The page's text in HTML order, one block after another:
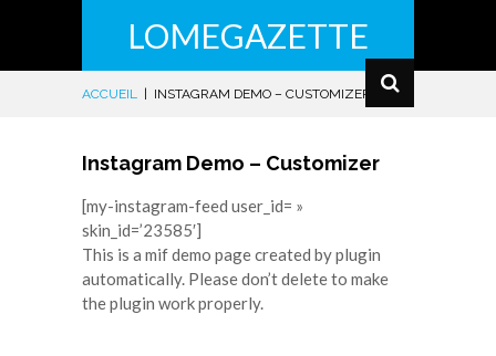
LOMEGAZETTE
ACCUEIL INSTAGRAM DEMO – CUSTOMIZER
Instagram Demo – Customizer
[my-instagram-feed user_id= »
skin_id=’23585′]
This is a mif demo page created by plugin
automatically. Please don’t delete to make
the plugin work properly.